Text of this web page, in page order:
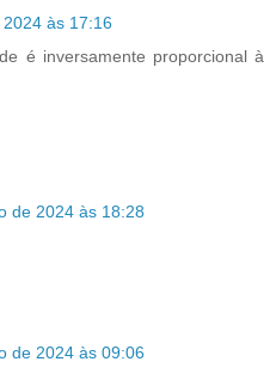
às 17:16
é inversamente proporcional à
de 2024 às 18:28
de 2024 às 09:06